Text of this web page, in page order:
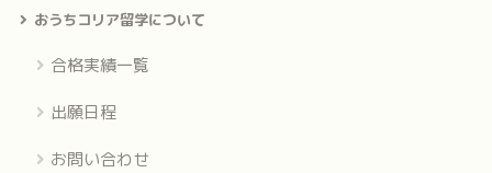
おうちコリア留学について
合格実績一覧
出願日程
お問い合わせ